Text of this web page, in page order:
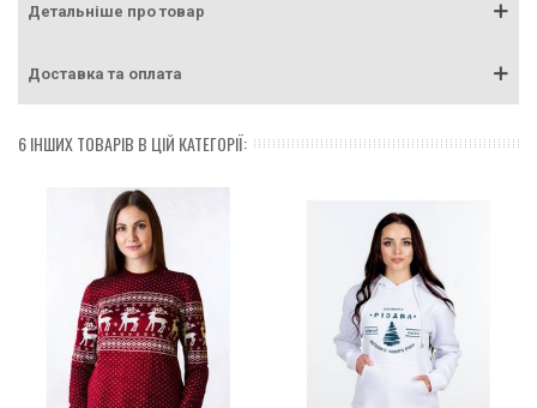
Детальніше про товар
Доставка та оплата
6 ІНШИХ ТОВАРІВ В ЦІЙ КАТЕГОРІЇ: